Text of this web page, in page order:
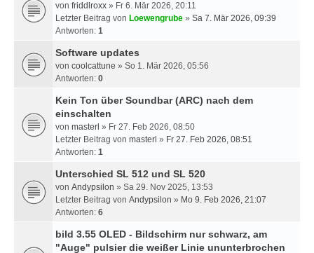
von friddlroxx » Fr 6. Mär 2026, 20:11
Letzter Beitrag von Loewengrube » Sa 7. Mär 2026, 09:39
Antworten: 1
Software updates
von coolcattune » So 1. Mär 2026, 05:56
Antworten: 0
Kein Ton über Soundbar (ARC) nach dem
einschalten
von masterl » Fr 27. Feb 2026, 08:50
Letzter Beitrag von masterl » Fr 27. Feb 2026, 08:51
Antworten: 1
Unterschied SL 512 und SL 520
von Andypsilon » Sa 29. Nov 2025, 13:53
Letzter Beitrag von Andypsilon » Mo 9. Feb 2026, 21:07
Antworten: 6
bild 3.55 OLED - Bildschirm nur schwarz, am
"Auge" pulsier die weißer Linie ununterbrochen